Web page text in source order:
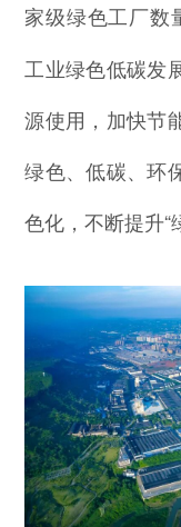
家级绿色工厂数
工业绿色低碳发
源使用，加快节
绿色、低碳、环
色化，不断提升“